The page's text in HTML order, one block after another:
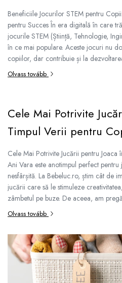
Plüss figurák
Figurine
Montessori játékok
Különleges igények és Down-
szindróma
Numberblocks készletek
Motoros készségfejlesztő
Gyümölcs- és zöldségjátékok
Kirakós játékok
Klasszikus kirakós
Formakirakós
Baba játékok
Fürdőjátékok
Csörgők
Fogzási játékok
Beneficiile Jocurilor STEM pentru
pentru Succes În era digitală în care
jocurile STEM (Știință, Tehnologie,
în ce mai populare. Aceste jocuri nu
copiilor, dar contribuie și la
Olvass tovább
Cele Mai Potrivite
Timpul Verii pentru
Cele Mai Potrivite Jucării pentru
Ani Vara este anotimpul perfect
nesfârșită. La Bebeluc.ro, știm cât de
jucării care să le stimuleze
zâmbetul pe buze. De aceea, am
Olvass tovább